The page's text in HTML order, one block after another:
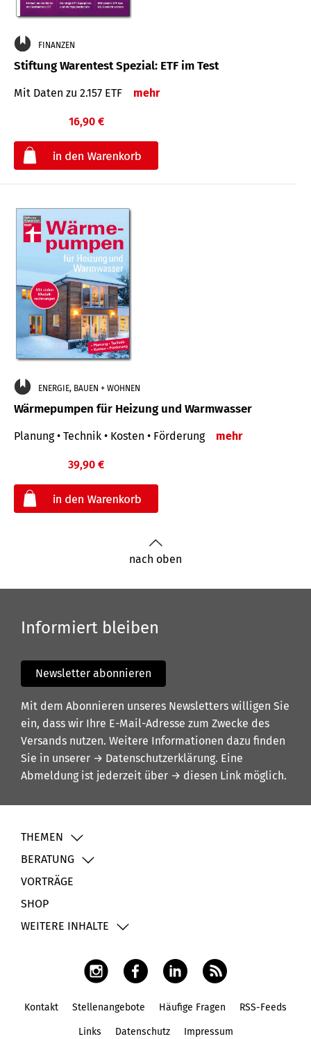
FINANZEN
Stiftung Warentest Spezial: ETF im Test
Mit Daten zu 2.157 ETF mehr
16,90 €
ENERGIE, BAUEN + WOHNEN
Wärmepumpen für Heizung und Warmwasser
Planung • Technik • Kosten • Förderung mehr
39,90 €
nach oben
Informiert bleiben
Newsletter abonnieren
Mit dem Abonnieren unseres Newsletters willigen Sie
ein, dass wir Ihre E-Mail-Adresse zum Zwecke des
Versands nutzen. Weitere Informationen dazu finden
Sie in unserer → Datenschutzerklärung. Eine
Abmeldung ist jederzeit über → diesen Link möglich.
THEMEN
BERATUNG
VORTRÄGE
SHOP
WEITERE INHALTE
Kontakt Stellenangebote Häufige Fragen RSS-Feeds
Links Datenschutz Impressum